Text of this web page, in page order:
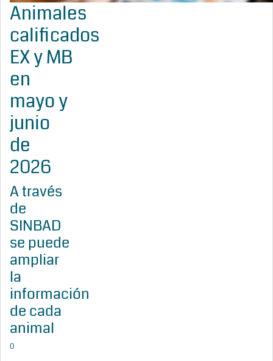
Animales
calificados
EX y MB
en
mayo y
junio
de
2026
A través
de
SINBAD
se puede
ampliar
la
información
de cada
animal
0